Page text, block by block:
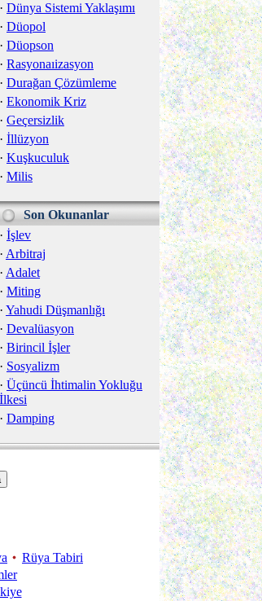
· Dünya Sistemi Yaklaşımı
· Düopol
· Düopson
· Rasyonaıizasyon
· Durağan Çözümleme
· Ekonomik Kriz
· Geçersizlik
· İllüzyon
· Kuşkuculuk
· Milis
Son Okunanlar
· İşlev
· Arbitraj
· Adalet
· Miting
· Yahudi Düşmanlığı
· Devalüasyon
· Birincil İşler
· Sosyalizm
· Üçüncü İhtimalin Yokluğu
İlkesi
· Damping
Rüya Tabiri